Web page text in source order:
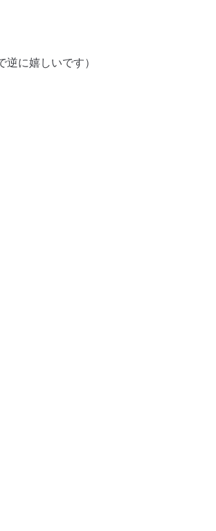
に嬉しいです）